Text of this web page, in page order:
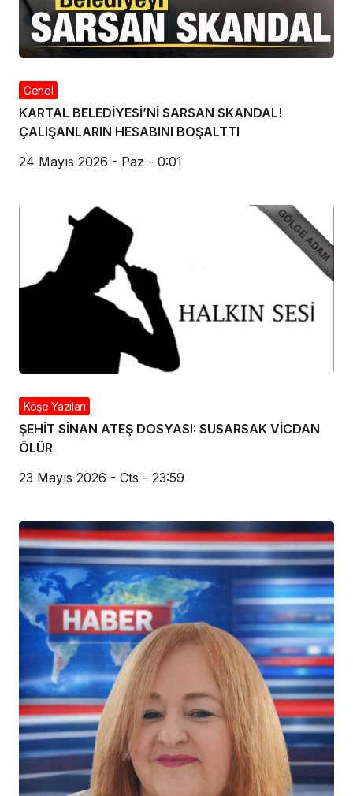
Genel
KARTAL BELEDİYESİ’Nİ SARSAN SKANDAL!
ÇALIŞANLARIN HESABINI BOŞALTTI
24 Mayıs 2026 - Paz - 0:01
Köşe Yazıları
ŞEHİT SİNAN ATEŞ DOSYASI: SUSARSAK VİCDAN
ÖLÜR
23 Mayıs 2026 - Cts - 23:59